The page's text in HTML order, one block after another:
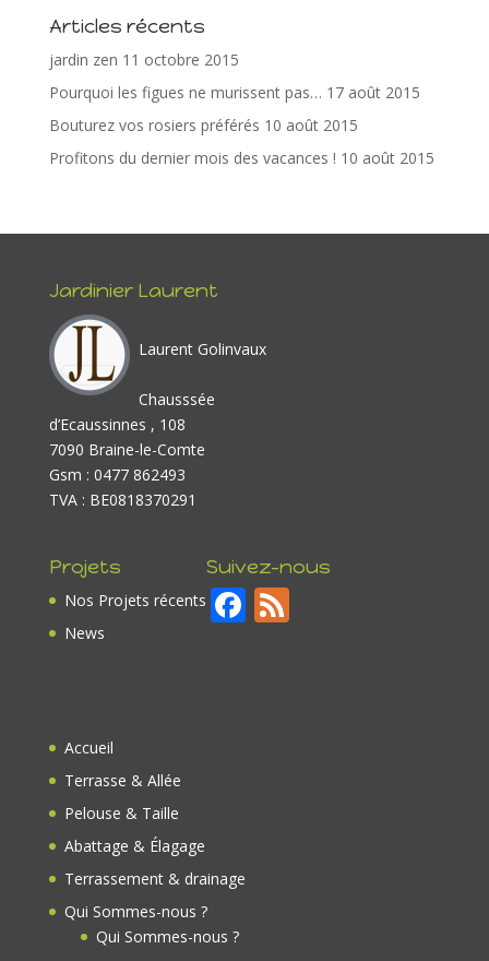
o
o
k
st
n
Articles récents
jardin zen 11 octobre 2015
Pourquoi les figues ne murissent pas… 17 août 2015
Bouturez vos rosiers préférés 10 août 2015
Profitons du dernier mois des vacances ! 10 août 2015
Jardinier Laurent
Laurent Golinvaux
Chausssée
d’Ecaussinnes , 108
7090 Braine-le-Comte
Gsm : 0477 862493
TVA : BE0818370291
Projets
Nos Projets récents
News
Suivez-nous
F F
Accueil
Terrasse & Allée
Pelouse & Taille
Abattage & Élagage
Terrassement & drainage
Qui Sommes-nous ?
Qui Sommes-nous ?